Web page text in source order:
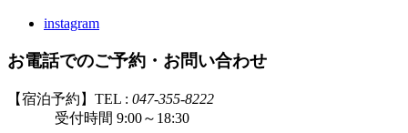
instagram
お電話でのご予約・お問い合わせ
【宿泊予約】TEL : 047-355-8222
受付時間 9:00～18:30